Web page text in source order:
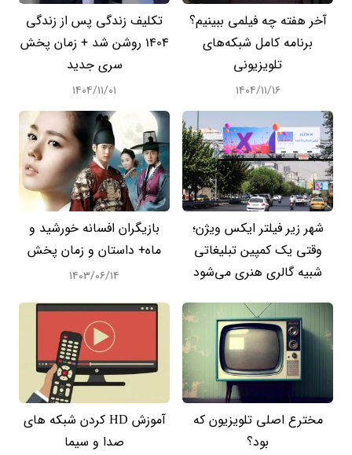
آخر هفته چه فیلمی ببینیم؟
برنامه کامل شبکه‌های
تلویزیونی
۱۴۰۴/۱۱/۱۶
تکلیف زندگی پس از زندگی
1404 روشن شد + زمان پخش
سری جدید
۱۴۰۴/۱۱/۰۱
شهر زیر فیلتر ایکس ویژن؛
وقتی یک کمپین تبلیغاتی
شبیه گالری هنری می‌شود
بازیگران افسانه خورشید و
ماه+ داستان و زمان پخش
۱۴۰۳/۰۶/۱۴
مخترع اصلی تلویزیون که
بود؟
آموزش HD کردن شبکه های
صدا و سیما